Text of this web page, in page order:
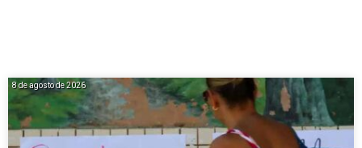
8 de agosto de 2026